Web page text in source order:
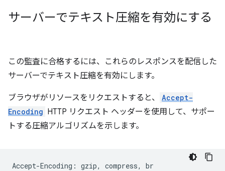
サーバーでテキスト圧縮を有効にする
この監査に合格するには、これらのレスポンスを配信した
サーバーでテキスト圧縮を有効にします。
ブラウザがリソースをリクエストすると、
Accept-
Encoding HTTP リクエスト ヘッダーを使用して、サポー
トする圧縮アルゴリズムを示します。